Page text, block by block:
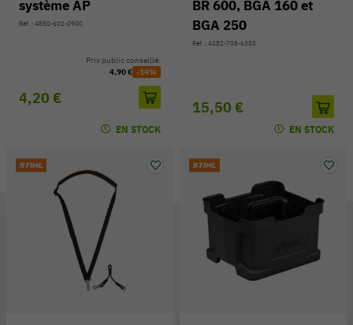
système AP
Réf. : 4850-602-0900
4,20 €
Prix public conseillé:
4,90 € -14%
EN STOCK
BR 600, BGA 160 et
BGA 250
Réf. : 4282-708-6350
15,50 €
EN STOCK